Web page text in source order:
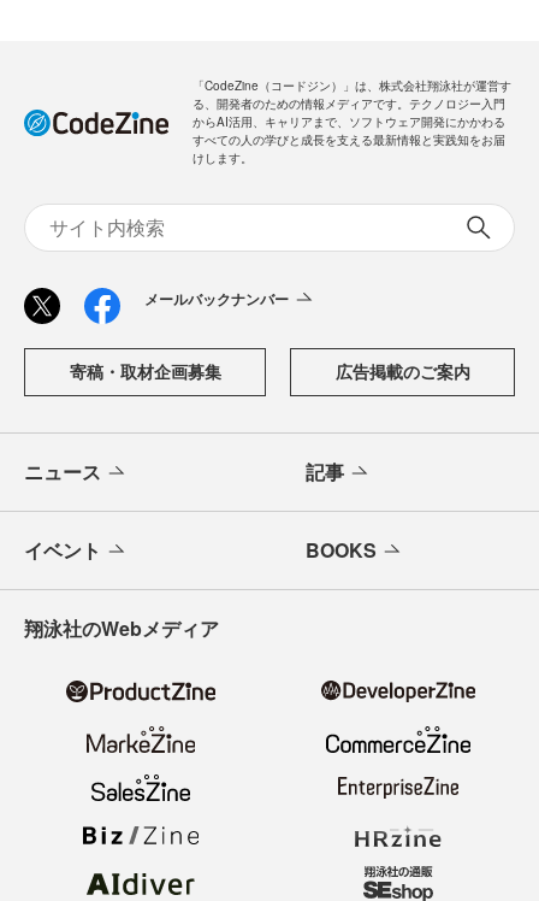
「CodeZine（コードジン）」は、株式会社翔泳社が運営す
る、開発者のための情報メディアです。テクノロジー入門
からAI活用、キャリアまで、ソフトウェア開発にかかわる
すべての人の学びと成長を支える最新情報と実践知をお届
けします。
メールバックナンバー
寄稿・取材企画募集 広告掲載のご案内
ニュース 記事
イベント BOOKS
翔泳社のWebメディア